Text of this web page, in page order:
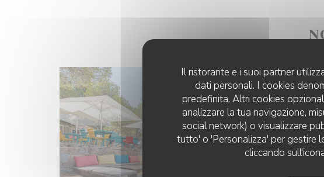
Il ristorante e i suoi partner
dati personali. I cookies
predefinita. Altri cookies
analizzare la tua navigazione,
social network) o visualizzare
tutto' o 'Personalizza' per gestire
cliccando